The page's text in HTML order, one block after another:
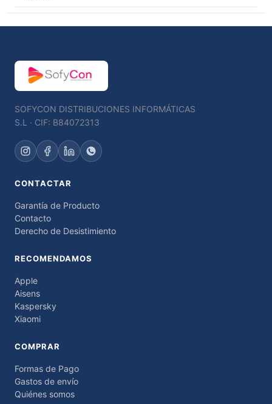
SOFYCON DISTRIBUCIONES INFORMÁTICAS
S.L · CIF: B84072313
CONTACTAR
Garantía de Producto
Contacto
Derecho de Desistimiento
RECOMENDAMOS
Apple
Aisens
Kaspersky
Xiaomi
COMPRAR
Formas de Pago
Gastos de envío
Quiénes somos